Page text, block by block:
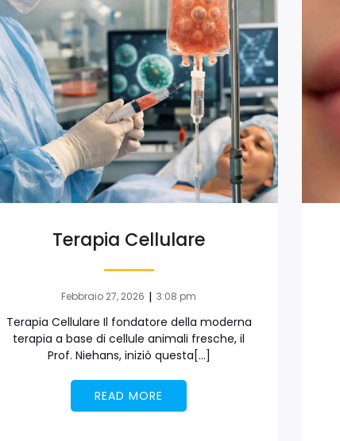
Terapia Cellulare
Febbraio 27, 2026 | 3:08 pm
Terapia Cellulare Il fondatore della moderna
terapia a base di cellule animali fresche, il
Prof. Niehans, iniziò questa[…]
READ MORE